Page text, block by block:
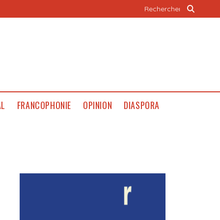
FRANCOPHONIE OPINION DIASPORA